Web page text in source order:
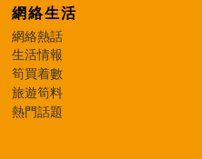
網絡生活
網絡熱話
生活情報
筍買着數
旅遊筍料
熱門話題